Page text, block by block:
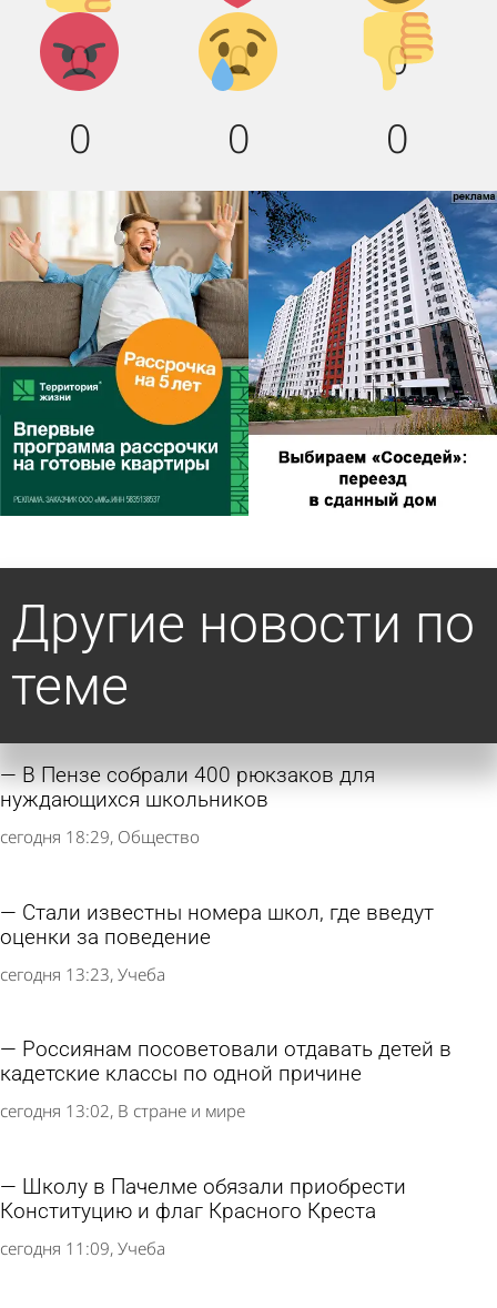
0 0 0
Агрессия!
0
Грусть :
(
0
Палец
вниз!
0
Другие новости по
теме
В Пензе собрали 400 рюкзаков для
нуждающихся школьников
сегодня 18:29 Общество
Стали известны номера школ, где введут
оценки за поведение
сегодня 13:23 Учеба
Россиянам посоветовали отдавать детей в
кадетские классы по одной причине
сегодня 13:02 В стране и мире
Школу в Пачелме обязали приобрести
Конституцию и флаг Красного Креста
сегодня 11:09 Учеба